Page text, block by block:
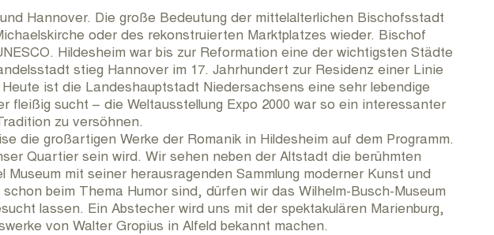
Hannover. Die große Bedeutung der mittelalterlichen Bischofsstadt
oder des rekonstruierten Marktplatzes wieder. Bischof
Hildesheim war bis zur Reformation eine der wichtigsten Städte
stieg Hannover im 17. Jahrhundert zur Residenz einer Linie
ist die Landeshauptstadt Niedersachsens eine sehr lebendige
sucht – die Weltausstellung Expo 2000 war so ein interessanter
zu versöhnen.
die großartigen Werke der Romanik in Hildesheim auf dem Programm.
Quartier sein wird. Wir sehen neben der Altstadt die berühmten
mit seiner herausragenden Sammlung moderner Kunst und
beim Thema Humor sind, dürfen wir das Wilhelm-Busch-Museum
lassen. Ein Abstecher wird uns mit der spektakulären Marienburg,
von Walter Gropius in Alfeld bekannt machen.